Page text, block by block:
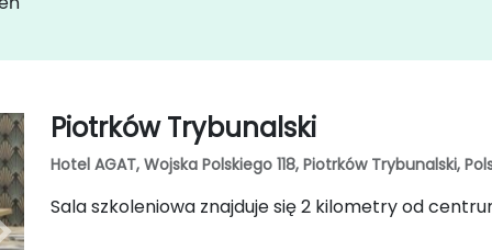
Piotrków Trybunalski
Hotel AGAT, Wojska Polskiego 118, Piotrków Trybunalski,
Sala szkoleniowa znajduje się 2 kilometry od